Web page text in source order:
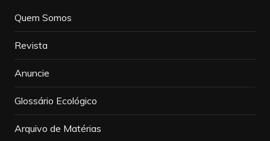
Quem Somos
Revista
Anuncie
Glossário Ecológico
Arquivo de Matérias